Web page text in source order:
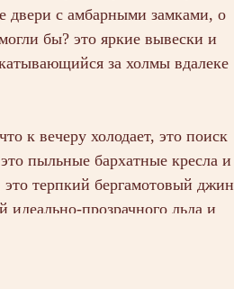
двери с амбарными замками, о
бы? это яркие вывески и
за холмы вдалеке
к вечеру холодает, это поиск
пыльные бархатные кресла и
это терпкий бергамотовый джин
прозрачного льда и